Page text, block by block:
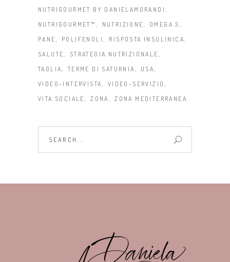
NUTRIGOURMET BY DANIELAMORANDI
NUTRIGOURMET™
NUTRIZIONE
OMEGA 3
PANE
POLIFENOLI
RISPOSTA INSULINICA
SALUTE
STRATEGIA NUTRIZIONALE
TAGLIA
TERME DI SATURNIA
USA
VIDEO-INTERVISTA
VIDEO-SERVIZIO
VITA SOCIALE
ZONA ZONA MEDITERRANEA